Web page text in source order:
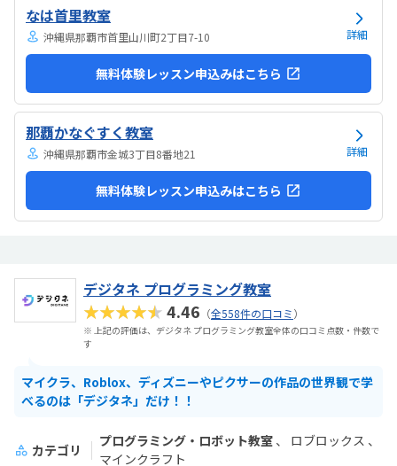
なは首里教室
沖縄県那覇市首里山川町2丁目7-10 詳細
無料体験レッスン申込みはこちら
那覇かなぐすく教室
沖縄県那覇市金城3丁目8番地21 詳細
無料体験レッスン申込みはこちら
デジタネ プログラミング教室
★★★★★4.46 （全558件の口コミ）
※ 上記の評価は、デジタネ プログラミング教室全体の口コミ点数・件数で
す
マイクラ、Roblox、ディズニーやピクサーの作品の世界観で学
べるのは「デジタネ」だけ！！
カテゴリ
プログラミング・ロボット教室
ロブロックス
マインクラフト